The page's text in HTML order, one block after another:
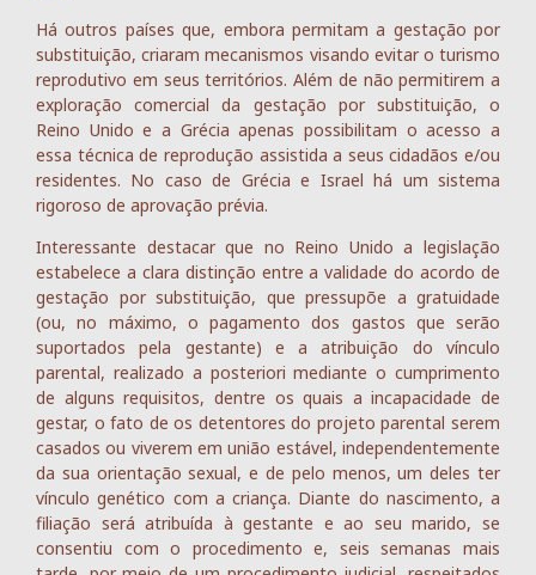
Há outros países que, embora permitam a gestação por
substituição, criaram mecanismos visando evitar o turismo
reprodutivo em seus territórios. Além de não permitirem a
exploração comercial da gestação por substituição, o
Reino Unido e a Grécia apenas possibilitam o acesso a
essa técnica de reprodução assistida a seus cidadãos e/ou
residentes. No caso de Grécia e Israel há um sistema
rigoroso de aprovação prévia.
Interessante destacar que no Reino Unido a legislação
estabelece a clara distinção entre a validade do acordo de
gestação por substituição, que pressupõe a gratuidade
(ou, no máximo, o pagamento dos gastos que serão
suportados pela gestante) e a atribuição do vínculo
parental, realizado a posteriori mediante o cumprimento
de alguns requisitos, dentre os quais a incapacidade de
gestar, o fato de os detentores do projeto parental serem
casados ou viverem em união estável, independentemente
da sua orientação sexual, e de pelo menos, um deles ter
vínculo genético com a criança. Diante do nascimento, a
filiação será atribuída à gestante e ao seu marido, se
consentiu com o procedimento e, seis semanas mais